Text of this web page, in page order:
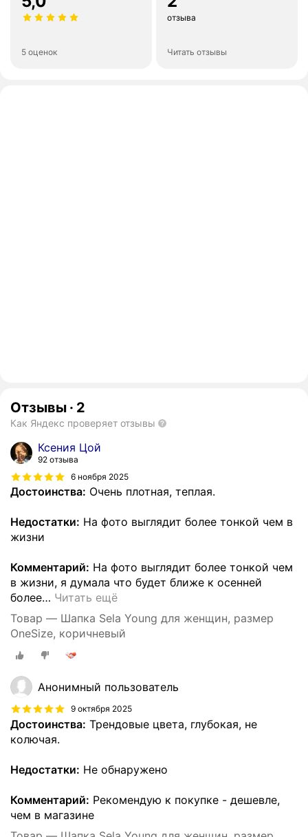
5 оценок
отзыва
Читать отзывы
Отзывы · 2
Как Яндекс проверяет отзывы
Ксения Цой
92 отзыва
6 ноября 2025
Достоинства: Очень плотная, теплая.
Недостатки: На фото выглядит более тонкой чем в
жизни
Комментарий: На фото выглядит более тонкой чем
в жизни, я думала что будет ближе к осенней
более… Читать ещё
Товар — Шапка Sela Young для женщин, размер
OneSize, коричневый
Анонимный пользователь
9 октября 2025
Достоинства: Трендовые цвета, глубокая, не
колючая.
Недостатки: Не обнаружено
Комментарий: Рекомендую к покупке - дешевле,
чем в магазине